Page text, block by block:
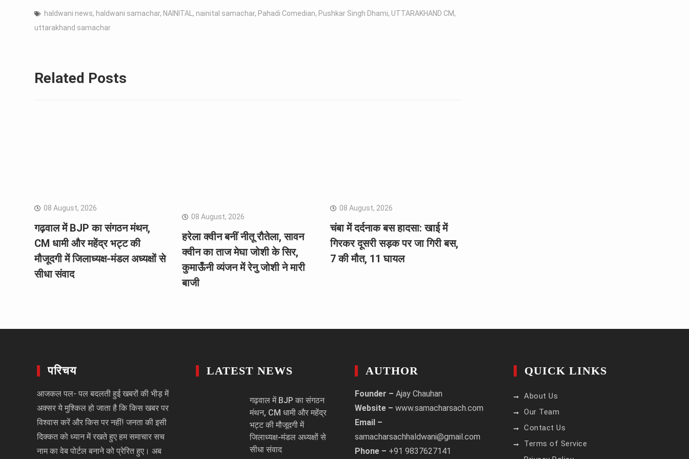
haldwani news, haldwani samachar, NAINITAL , nainital samachar, Pahadi Comedian, Pushkar Singh Dhami, UTTARAKHAND CM,
uttarakhand samachar
Related Posts
08 August, 2026
गढ़वाल में BJP का संगठन मंथन,
CM धामी और महेंद्र भट्ट की
मौजूदगी में जिलाध्यक्ष-मंडल अध्यक्षों से
सीधा संवाद
08 August, 2026
हरेला क्वीन बनीं नीतू रौतेला, सावन
क्वीन का ताज मेघा जोशी के सिर,
कुमाऊँनी व्यंजन में रेनु जोशी ने मारी
बाजी
08 August, 2026
चंबा में दर्दनाक बस हादसा: खाई में
गिरकर दूसरी सड़क पर जा गिरी बस,
7 की मौत, 11 घायल
परिचय
आजकल पल- पल बदलती हुई खबरों की भीड़ में
अक्सर ये मुश्किल हो जाता है कि किस खबर पर
विश्वास करें और किस पर नहीं! जनता की इसी
दिक्कत को ध्यान में रखते हुए हम समाचार सच
नाम का वेब पोर्टल बनाने को प्रेरित हुए। अब
LATEST NEWS
गढ़वाल में BJP का संगठन
मंथन, CM धामी और महेंद्र
भट्ट की मौजूदगी में
जिलाध्यक्ष-मंडल अध्यक्षों से
सीधा संवाद
AUTHOR
Founder – Ajay Chauhan
Website – www.samacharsach.com
Email –
samacharsachhaldwani@gmail.com
Phone – +91 9837627141
QUICK LINKS
About Us
Our Team
Contact Us
Terms of Service